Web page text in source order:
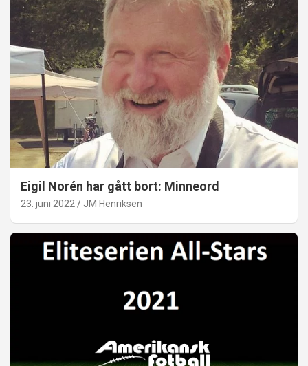
Eigil Norén har gått bort: Minneord
23. juni 2022 JM Henriksen